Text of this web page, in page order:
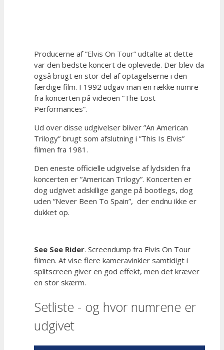
Producerne af ”Elvis On Tour” udtalte at dette
var den bedste koncert de oplevede. Der blev da
også brugt en stor del af optagelserne i den
færdige film. I 1992 udgav man en række numre
fra koncerten på videoen ”The Lost
Performances”.
Ud over disse udgivelser bliver ”An American
Trilogy” brugt som afslutning i ”This Is Elvis”
filmen fra 1981.
Den eneste officielle udgivelse af lydsiden fra
koncerten er ”American Trilogy”. Koncerten er
dog udgivet adskillige gange på bootlegs, dog
uden ”Never Been To Spain”, der endnu ikke er
dukket op.
See See Rider. Screendump fra Elvis On Tour
filmen. At vise flere kameravinkler samtidigt i
splitscreen giver en god effekt, men det kræver
en stor skærm.
Setliste - og hvor numrene er
udgivet